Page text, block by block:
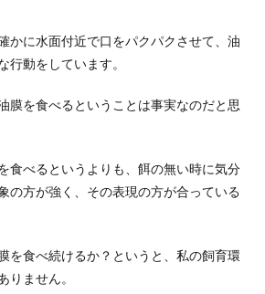
かに水面付近で口をパクパクさせて、油
行動をしています。
膜を食べるということは事実なのだと思
食べるというよりも、餌の無い時に気分
の方が強く、その表現の方が合っている
を食べ続けるか？というと、私の飼育環
りません。